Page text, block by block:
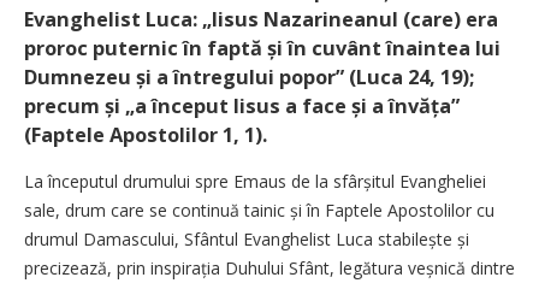
Evanghelist Luca: „Iisus Nazarineanul (care) era
proroc puternic în faptă și în cuvânt înaintea lui
Dumnezeu și a întregului popor” (Luca 24, 19);
precum și „a început Iisus a face și a învăța”
(Faptele Apostolilor 1, 1).
La începutul drumului spre Emaus de la sfâr­șitul Evangheliei
sale, drum care se continuă tainic și în Faptele Apostolilor cu
drumul Damascului, Sfântul Evanghelist Luca stabilește și
precizează, prin inspirația Duhului Sfânt, legătura veșnică dintre